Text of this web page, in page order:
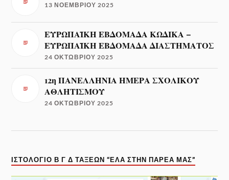
13 ΝΟΕΜΒΡΊΟΥ 2025
ΕΥΡΩΠΑΪΚΗ ΕΒΔΟΜΑΔΑ ΚΩΔΙΚΑ –
ΕΥΡΩΠΑΪΚΗ ΕΒΔΟΜΑΔΑ ΔΙΑΣΤΗΜΑΤΟΣ
24 ΟΚΤΩΒΡΊΟΥ 2025
12η ΠΑΝΕΛΛΗΝΙΑ ΗΜΕΡΑ ΣΧΟΛΙΚΟΥ
ΑΘΛΗΤΙΣΜΟΥ
24 ΟΚΤΩΒΡΊΟΥ 2025
ΙΣΤΟΛΌΓΙΟ Β Γ Δ ΤΆΞΕΩΝ “ΈΛΑ ΣΤΗΝ ΠΑΡΈΑ ΜΑΣ”